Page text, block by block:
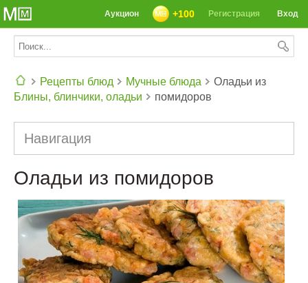
Вход
Регистрация
+100
Аукцион
Рецепты блюд
Мучные блюда
Блины, блинчики, оладьи
Оладьи из
помидоров
Навигация
Оладьи из помидоров